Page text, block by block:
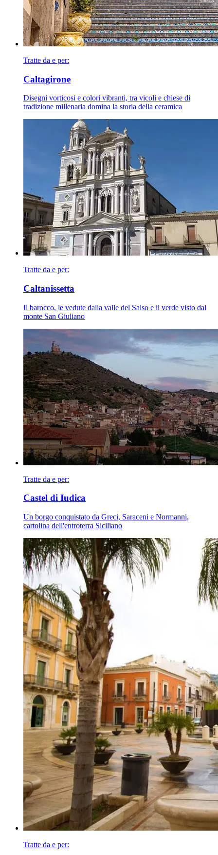
Tratte da e per:
Caltagirone
Disegni vorticosi e colori vibranti, tra vicoli e chiese di
tradizione millenaria domina la storia della ceramica
Tratte da e per:
Caltanissetta
Il barocco, le vedute dalla valle del Salso e il verde visto dal
monte San Giuliano
Tratte da e per:
Castel di Iudica
Un borgo conquistato da Greci, Saraceni e Normanni,
cartolina dell'entroterra Siciliano
Tratte da e per: